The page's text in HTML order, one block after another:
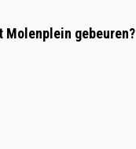
Molenplein gebeuren?